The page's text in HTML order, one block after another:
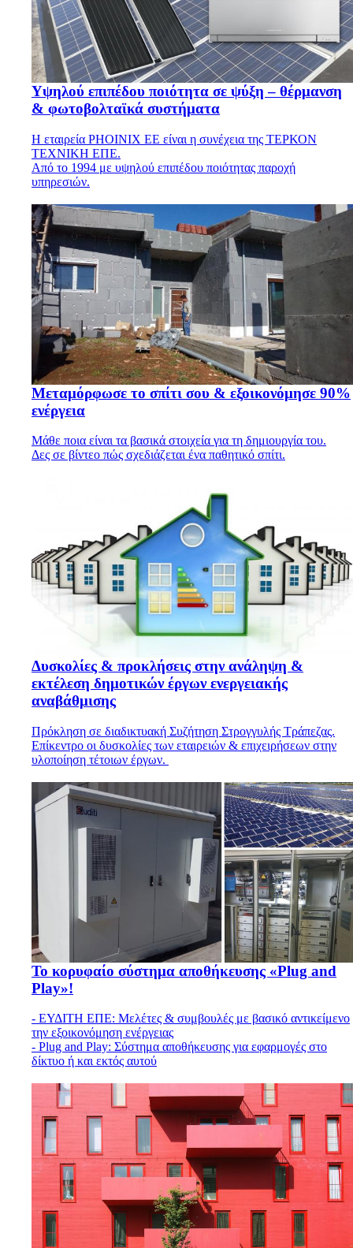
Υψηλού επιπέδου ποιότητα σε ψύξη – θέρμανση
& φωτοβολταϊκά συστήματα
Η εταιρεία PHOINIX EE είναι η συνέχεια της ΤΕΡΚΟΝ
ΤΕΧΝΙΚΗ ΕΠΕ.
Από το 1994 με υψηλού επιπέδου ποιότητας παροχή
υπηρεσιών.
Μεταμόρφωσε το σπίτι σου & εξοικονόμησε 90%
ενέργεια
Μάθε ποια είναι τα βασικά στοιχεία για τη δημιουργία του.
Δες σε βίντεο πώς σχεδιάζεται ένα παθητικό σπίτι.
Δυσκολίες & προκλήσεις στην ανάληψη &
εκτέλεση δημοτικών έργων ενεργειακής
αναβάθμισης
Πρόκληση σε διαδικτυακή Συζήτηση Στρογγυλής Τράπεζας.
Επίκεντρο οι δυσκολίες των εταιρειών & επιχειρήσεων στην
υλοποίηση τέτοιων έργων.
Το κορυφαίο σύστημα αποθήκευσης «Plug and
Play»!
- ΕΥΔΙΤΗ ΕΠΕ: Μελέτες & συμβουλές με βασικό αντικείμενο
την εξοικονόμηση ενέργειας
- Plug and Play: Σύστημα αποθήκευσης για εφαρμογές στο
δίκτυο ή και εκτός αυτού